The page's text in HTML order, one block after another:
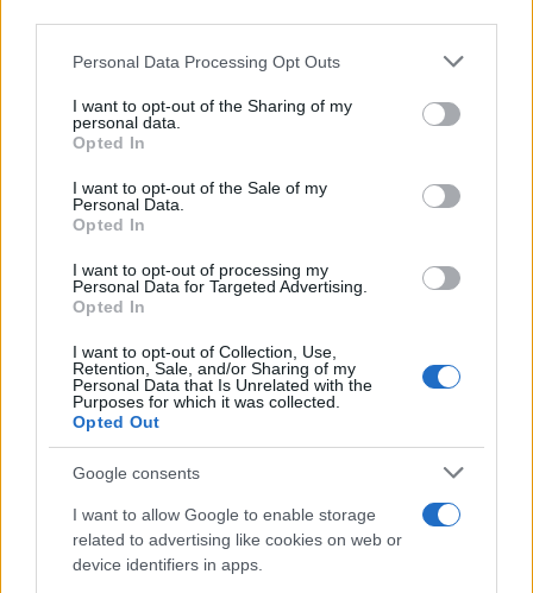
Please note that this website/app uses one or more Google
not limited to your visit or usage behaviour. You may click to
grant or deny consent to Google and its third-party tags to
use your data for below specified purposes in below Google
consent section.
Personal Data Processing Opt Outs
I want to opt-out of the Sharing of my
personal data.
Opted In
I want to opt-out of the Sale of my
Personal Data.
Opted In
I want to opt-out of processing my
Personal Data for Targeted Advertising.
Opted In
I want to opt-out of Collection, Use,
Retention, Sale, and/or Sharing of my
Personal Data that Is Unrelated with the
Purposes for which it was collected.
Opted Out
Google consents
I want to allow Google to enable storage
related to advertising like cookies on web or
device identifiers in apps.
Curso de verano de la Universidad de La
gastronómica
La Universidad de La Rioja despidió a 60…
CRÓNICA
Tragedia en Santa Susanna: un bombero
fallece durante un incendio en un hotel